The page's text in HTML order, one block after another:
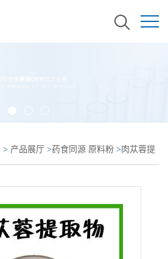
> 产品展厅 >药食同源 原料粉 >肉苁蓉提